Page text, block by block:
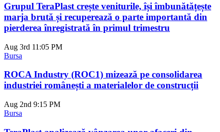
Grupul TeraPlast crește veniturile, își îmbunătățește
marja brută și recuperează o parte importantă din
pierderea înregistrată în primul trimestru
Aug 3rd 11:05 PM
Bursa
ROCA Industry (ROC1) mizează pe consolidarea
industriei românești a materialelor de construcții
Aug 2nd 9:15 PM
Bursa